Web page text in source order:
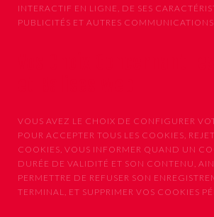
INTERACTIF EN LIGNE, DE SES
PUBLICITÉS ET AUTRES COMMUNICATIONS.
VOUS AVEZ LE CHOIX DE CONFIGURER
POUR ACCEPTER TOUS LES COOKIES,
COOKIES, VOUS INFORMER QUAND UN
DURÉE DE VALIDITÉ ET SON CONTENU,
PERMETTRE DE REFUSER SON
TERMINAL, ET SUPPRIMER VOS COOKIES